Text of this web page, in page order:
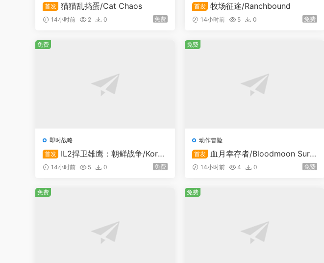
首发 猫猫乱捣蛋/Cat Chaos
14小时前 2 0 免费
首发 牧场征途/Ranchbound
14小时前 5 0 免费
即时战略
首发
IL2捍卫雄鹰：朝鲜战争/Kore
a. IL-2 Series
14小时前 5 0 免费
免费
动作冒险
首发
血月幸存者/Bloodmoon Survi
vors14小时前 4 0 免费
免费
免费 免费